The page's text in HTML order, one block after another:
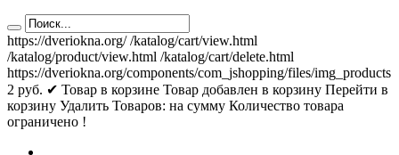
https://dveriokna.org/ /katalog/cart/view.html
/katalog/product/view.html /katalog/cart/delete.html
https://dveriokna.org/components/com_jshopping/files/img_products
2 руб. ✔ Товар в корзине Товар добавлен в корзину Перейти в
корзину Удалить Товаров: на сумму Количество товара
ограничено !